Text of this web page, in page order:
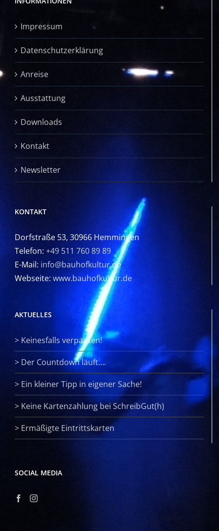
Impressum
Datenschutzerklärung
Anreise
Ausstattung
Downloads
Kontakt
Newsletter
KONTAKT
Dorfstraße 53, 30966 Hemmingen
Telefon: +49 511 760 89 89
E-Mail: info@bauhofkultur.de
Webseite: www.bauhofkultur.de
AKTUELLES
> Keinesfalls verpassen!
> Der Countdown läuft….
> Ein kleiner Tipp in eigener Sache!
> Keine Kartenzahlung bei SchreibGut(h)
> Ermäßigte Eintrittskarten
SOCIAL MEDIA